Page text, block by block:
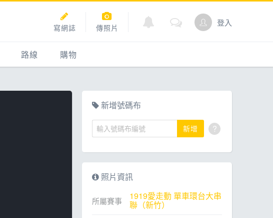
寫網誌 傳照片 登入
路線 購物
點數商城
新增號碼布
新增 ?
照片資訊
所屬賽事 1919愛走動 單車環台大串
聯（新竹）